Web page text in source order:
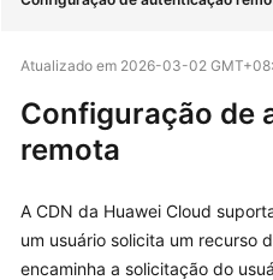
de
serviço
Primeiros
Guia
de
Atualizado em 2026-03-02
Configuração de
remota
A CDN da Huawei Cloud
um usuário solicita um recurso
encaminha a solicitação do